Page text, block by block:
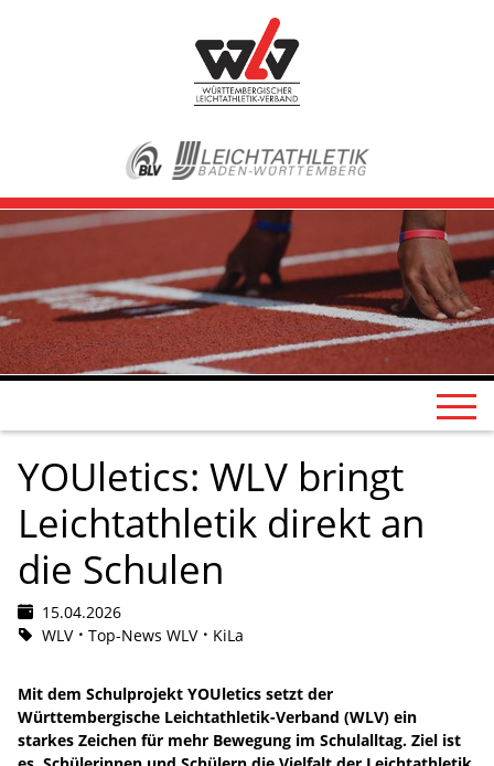
YOUletics: WLV bringt
Leichtathletik direkt an
die Schulen
15.04.2026
WLV
Top-News WLV KiLa
Mit dem Schulprojekt YOUletics setzt der
Württembergische Leichtathletik-Verband (WLV) ein
starkes Zeichen für mehr Bewegung im Schulalltag. Ziel ist